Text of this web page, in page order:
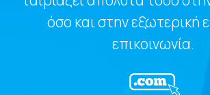
όσο και στην εξωτερική
επικοινωνία.